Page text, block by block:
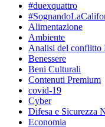
#duexquattro
Alimentazione
Ambiente
Analisi del conflitto
Benessere
Beni Culturali
Contenuti Premium
covid-19
Cyber
Difesa e Sicurezza
Economia